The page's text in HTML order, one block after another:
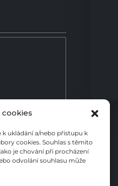
cookies
ukládání a/nebo přístupu k
cookies. Souhlas s těmito
je chování při procházení
odvolání souhlasu může